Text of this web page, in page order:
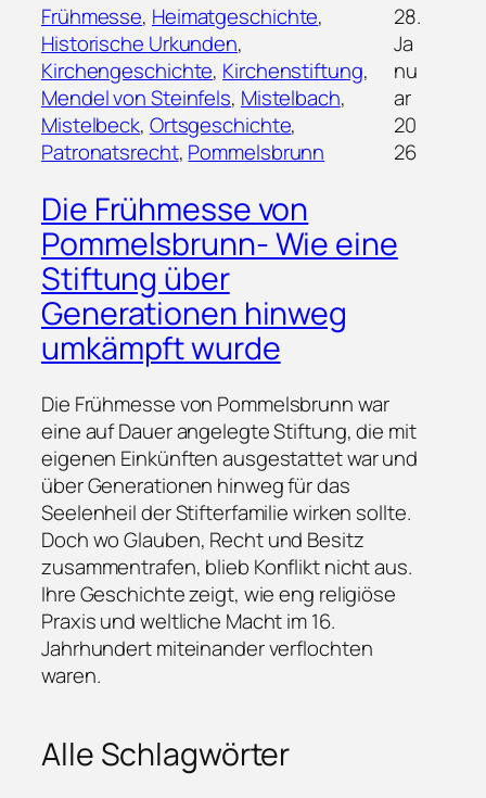
Frühmesse, Heimatgeschichte
Historische Urkunden
Kirchengeschichte, Kirchenstiftung
Mendel von Steinfels, Mistelbach
Mistelbeck, Ortsgeschichte
Patronatsrecht, Pommelsbrunn
28.
Ja
nu
ar
20
26
Die Frühmesse von
Pommelsbrunn- Wie eine
Stiftung über
Generationen hinweg
umkämpft wurde
Die Frühmesse von Pommelsbrunn war
eine auf Dauer angelegte Stiftung, die mit
eigenen Einkünften ausgestattet war und
über Generationen hinweg für das
Seelenheil der Stifterfamilie wirken sollte.
Doch wo Glauben, Recht und Besitz
zusammentrafen, blieb Konflikt nicht aus.
Ihre Geschichte zeigt, wie eng religiöse
Praxis und weltliche Macht im 16.
Jahrhundert miteinander verflochten
waren.
Alle Schlagwörter